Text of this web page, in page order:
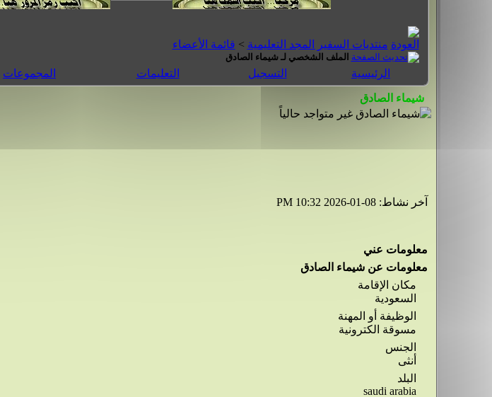
منتديات السفير المجد التعليمية > قائمة الأعضاء
الملف الشخصي لـ شيماء الصادق
الرئيسية التسجيل التعليمات المجموعات
آخر نشاط: 08-01-2026
10:32 PM
معلومات عني
معلومات عن شيماء الصادق
مكان الإقامة
السعودية
الوظيفة أو المهنة
مسوقة الكترونية
الجنس
أنثى
البلد
saudi arabia